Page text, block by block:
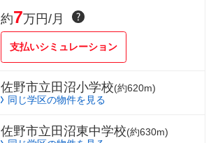
約7万円/月
支払いシミュレーション
佐野市立田沼小学校(約620m)
同じ学区の物件を見る
佐野市立田沼東中学校(約630m)